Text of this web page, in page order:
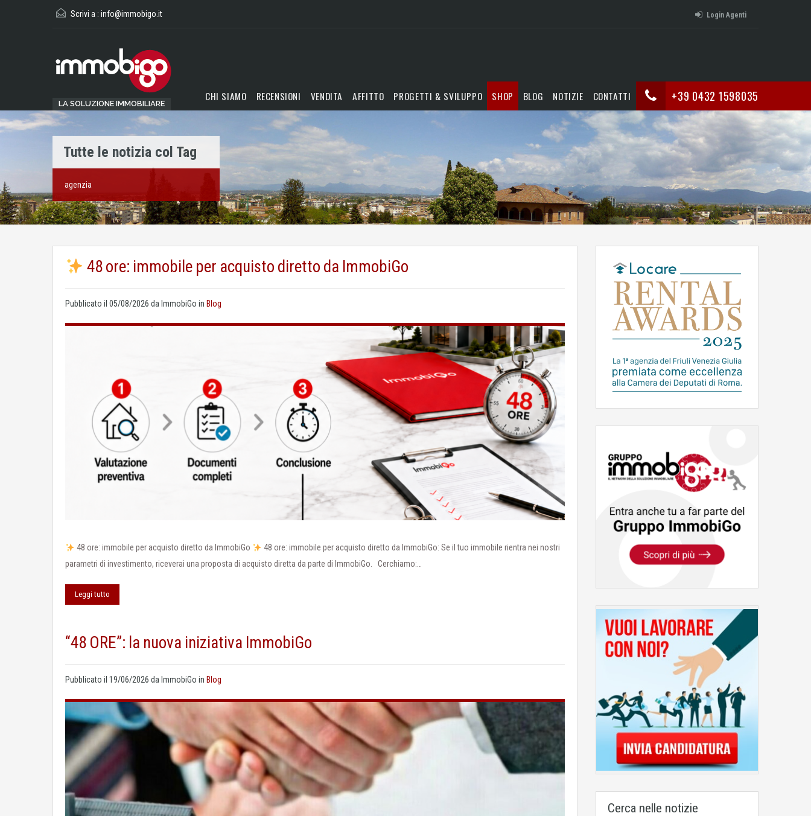
Scrivi a : info@immobigo.it Login Agenti
LA SOLUZIONE IMMOBILIARE +39 0432 1598035
CHI SIAMO RECENSIONI VENDITA AFFITTO PROGETTI & SVILUPPO SHOP BLOG NOTIZIE CONTATTI
Tutte le notizia col Tag
agenzia
48 ore: immobile per acquisto diretto da ImmobiGo
Pubblicato il 05/08/2026 da ImmobiGo in Blog
48 ore: immobile per acquisto diretto da ImmobiGo
48 ore: immobile per acquisto diretto da ImmobiGo: Se il tuo immobile rientra nei nostri
parametri di investimento, riceverai una proposta di acquisto diretta da parte di ImmobiGo. Cerchiamo:…
Leggi tutto
“48 ORE”: la nuova iniziativa ImmobiGo
Pubblicato il 19/06/2026 da ImmobiGo in Blog
Cerca nelle notizie